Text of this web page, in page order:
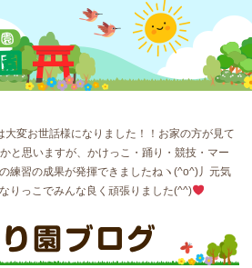
大変お世話様になりました！！お家の方が見て
と思いますが、かけっこ・踊り・競技・マー
練習の成果が発揮できましたねヽ(^o^)丿元気
りっこでみんな良く頑張りました(^^)